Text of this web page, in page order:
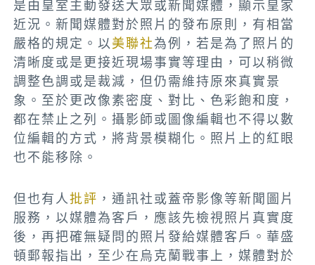
是由皇室主動發送大眾或新聞媒體，顯示皇家
近況。新聞媒體對於照片的發布原則，有相當
嚴格的規定。以 美聯社為例，若是為了照片的
清晰度或是更接近現場事實等理由，可以稍微
調整色調或是裁減，但仍需維持原來真實景
象。至於更改像素密度、對比、色彩飽和度，
都在禁止之列。攝影師或圖像編輯也不得以數
位編輯的方式，將背景模糊化。照片上的紅眼
也不能移除。
但也有人批評 ，通訊社或蓋帝影像等新聞圖片
服務，以媒體為客戶，應該先檢視照片真實度
後，再把確無疑問的照片發給媒體客戶。華盛
頓郵報指出，至少在烏克蘭戰事上，媒體對於